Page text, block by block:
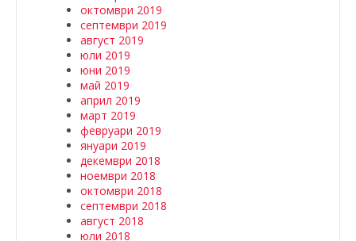
октомври 2019
септември 2019
август 2019
юли 2019
юни 2019
май 2019
април 2019
март 2019
февруари 2019
януари 2019
декември 2018
ноември 2018
октомври 2018
септември 2018
август 2018
юли 2018